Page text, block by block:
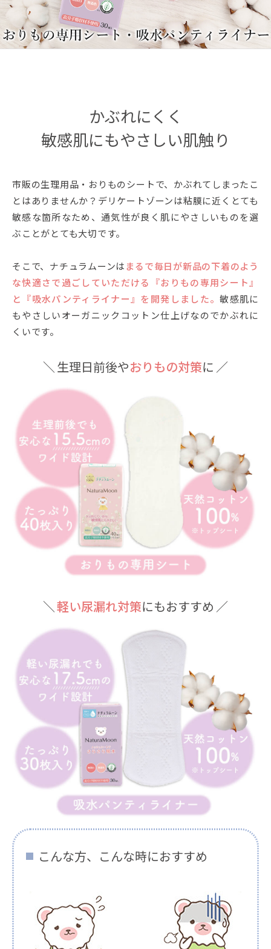
かぶれにくく
敏感肌にもやさしい肌触り
市販の生理用品・おりものシートで、かぶれてしまったこ
とはありませんか？デリケートゾーンは粘膜に近くとても
敏感な箇所なため、通気性が良く肌にやさしいものを選
ぶことがとても大切です。
そこで、ナチュラムーンは まるで毎日が新品の下着のよう
な快適さで過ごしていただける『おりもの専用シート』
と『吸水パンティライナー』を開発しました。敏感肌に
もやさしいオーガニックコットン仕上げなのでかぶれに
くいです。
＼ 生理日前後やおりもの対策に ／
＼ 軽い尿漏れ対策にもおすすめ ／
こんな方、こんな時におすすめ